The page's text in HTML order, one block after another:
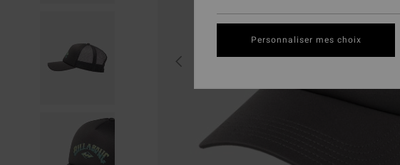
Personnaliser mes choix